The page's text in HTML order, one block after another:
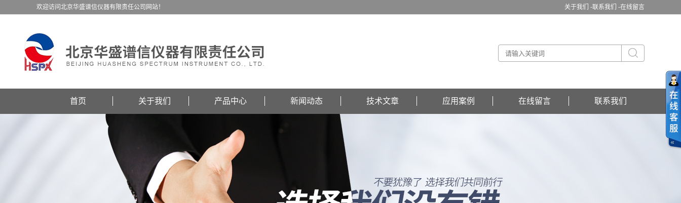
关于我们 -联系我们 -在线留言
欢迎访问北京华盛谱信仪器有限责任公司网站！
首页 关于我们 产品中心 新闻动态 技术文章 应用案例 在线留言 联系我们